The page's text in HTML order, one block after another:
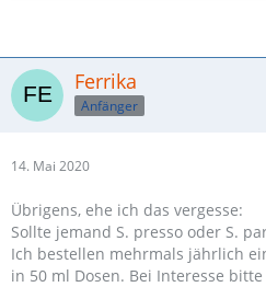
Ferrika
Anfänger
14. Mai 2020
Übrigens, ehe ich das vergesse:
Sollte jemand S. presso oder S.
Ich bestellen mehrmals jährlich
in 50 ml Dosen. Bei Interesse bitte